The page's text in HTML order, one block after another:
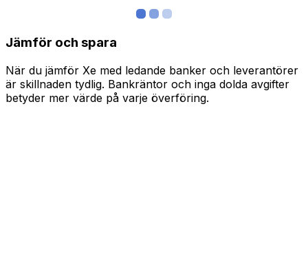
Jämför och spara
När du jämför Xe med ledande banker och leverantörer
är skillnaden tydlig. Bankräntor och inga dolda avgifter
betyder mer värde på varje överföring.